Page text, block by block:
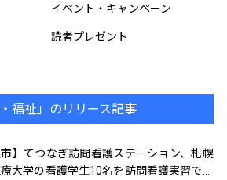
イベント・キャンペーン
読者プレゼント
福祉」のリリース記事
市】てつなぎ訪問看護ステーション、札幌
大学の看護学生10名を訪問看護実習で受